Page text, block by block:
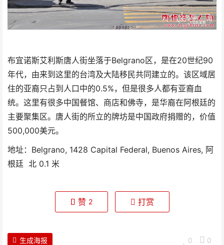
布宜诺斯艾利斯唐人街坐落于Belgrano区，是在20世纪90
年代，由来到这里的台湾及大陆移民共同建立的。该区域居
住的亚裔只占到人口中的0.5%，但是很多人都有亚裔血
统。这里有很多中国餐馆、商店和佛寺，是华裔在阿根廷的
主要聚集区。唐人街的所立的牌坊是中国政府捐赠的，价值
500,000美元。
地址： Belgrano, 1428 Capital Federal, Buenos Aires, 阿
根廷 ‎ 北 0.1 米
赞 2 打赏
0 0
生成海报